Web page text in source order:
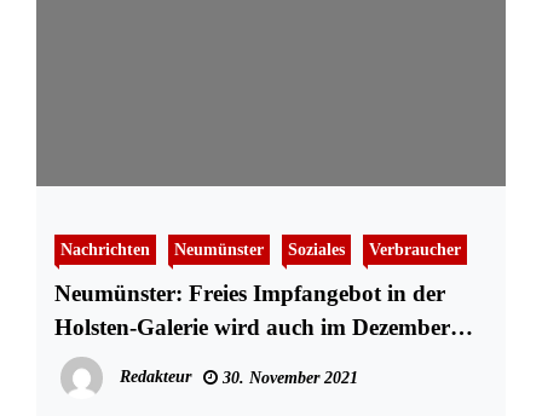
Nachrichten Neumünster Soziales Verbraucher
Neumünster: Freies Impfangebot in der
Holsten-Galerie wird auch im Dezember
sichergestellt
Redakteur 30. November 2021